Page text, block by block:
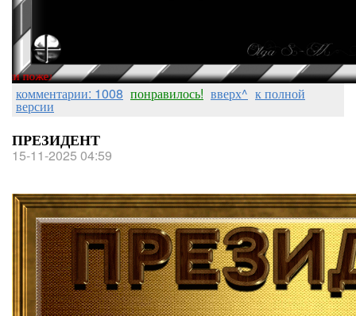
пожеланиями Olga Mar
комментарии: 1008 понравилось! вверх^ к полной
версии
ПРЕЗИДЕНТ
15-11-2025 04:59